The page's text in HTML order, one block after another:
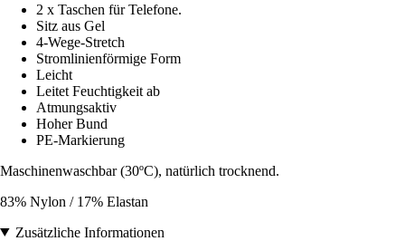
2 x Taschen für Telefone.
Sitz aus Gel
4-Wege-Stretch
Stromlinienförmige Form
Leicht
Leitet Feuchtigkeit ab
Atmungsaktiv
Hoher Bund
PE-Markierung
Maschinenwaschbar (30ºC), natürlich trocknend.
83% Nylon / 17% Elastan
Zusätzliche Informationen